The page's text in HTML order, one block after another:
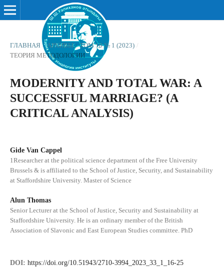
ГЛАВНАЯ / АРХИВЫ / ТОМ 10 № 1 (2023) /
ТЕОРИЯ МЕТОДОЛОГИИ
MODERNITY AND TOTAL WAR: A
SUCCESSFUL MARRIAGE? (A
CRITICAL ANALYSIS)
Gide Van Cappel
1Researcher at the political science department of the Free University
Brussels & is affiliated to the School of Justice, Security, and Sustainability
at Staffordshire University. Master of Science
Alun Thomas
Senior Lecturer at the School of Justice, Security and Sustainability at
Staffordshire University. He is an ordinary member of the British
Association of Slavonic and East European Studies committee. PhD
DOI: https://doi.org/10.51943/2710-3994_2023_33_1_16-25